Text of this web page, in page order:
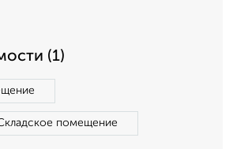
(1)
помещение